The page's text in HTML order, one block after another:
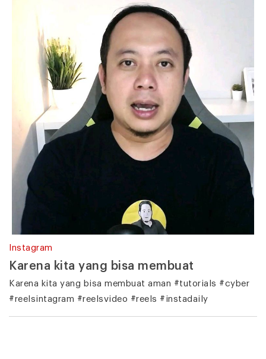
Instagram
Karena kita yang bisa membuat
Karena kita yang bisa membuat aman #tutorials #cyber
#reelsintagram #reelsvideo #reels #instadaily